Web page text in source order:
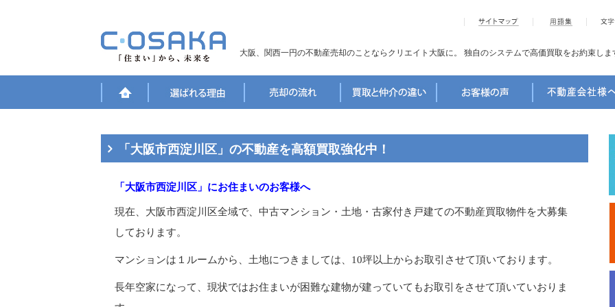
大阪、関西一円の不動産売却のことならクリエイト大阪に。 独自のシステムで高価買取をお約束しま
「大阪市西淀川区」の不動産を高額買取強化中！
「大阪市西淀川区」にお住まいのお客様へ
現在、大阪市西淀川区全域で、中古マンション・土地・古家付き戸建ての不動産買取物件を大募集
しております。
マンションは１ルームから、土地につきましては、10坪以上からお取引させて頂いております。
長年空家になって、現状ではお住まいが困難な建物が建っていてもお取引をさせて頂いていおりま